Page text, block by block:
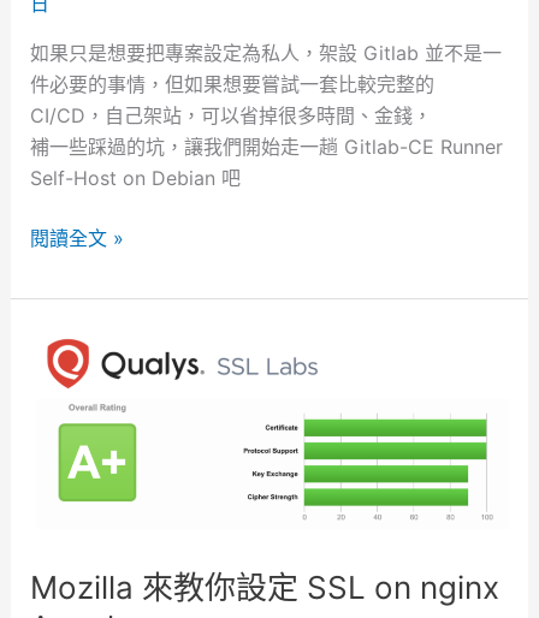
備
份
如果只是想要把專案設定為私人，架設 Gitlab 並不是一
件必要的事情，但如果想要嘗試一套比較完整的
CI/CD，自己架站，可以省掉很多時間、金錢，
補一些踩過的坑，讓我們開始走一趟 Gitlab-CE Runner
Self-Host on Debian 吧
G
t
n
n
閱讀全文 »
Mozilla 來教你設定 SSL on nginx